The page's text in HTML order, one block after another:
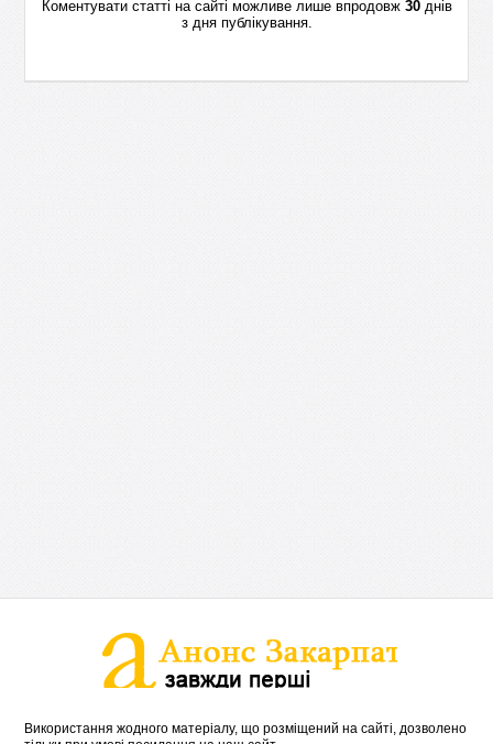
Коментувати статті на сайті можливе лише впродовж 30днів
з дня публікування.
Використання жодного матеріалу, що розміщений на сайті, дозволено